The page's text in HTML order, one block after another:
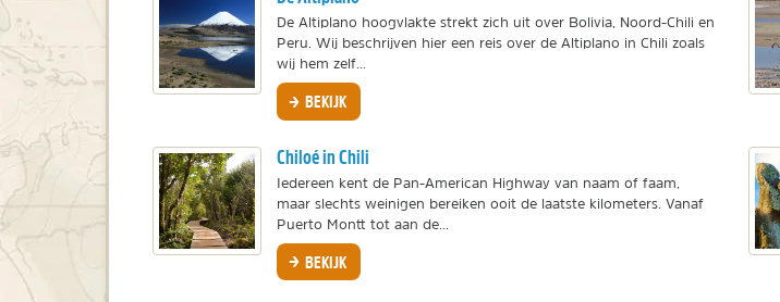
De Altiplano hoogvlakte strekt zich uit over Bolivia, Noord-Chili en
Peru. Wij beschrijven hier een reis over de Altiplano in Chili zoals
wij hem zelf...
BEKIJK
Chiloé in Chili
Iedereen kent de Pan-American Highway van naam of faam,
maar slechts weinigen bereiken ooit de laatste kilometers. Vanaf
Puerto Montt tot aan de...
BEKIJK